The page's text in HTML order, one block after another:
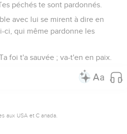
péchés te sont pardonnés.
avec lui se mirent à dire en
ci, qui même pardonne les
foi t'a sauvée ; va-t'en en paix.
aux USA et C anada.